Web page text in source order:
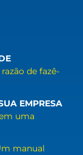
razão de fazê-
EMPRESA
uma
manual